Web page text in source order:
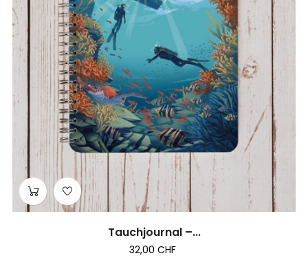
Tauchjournal –...
32,00 CHF